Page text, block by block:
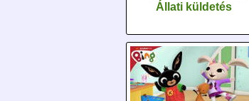
Állati küldetés